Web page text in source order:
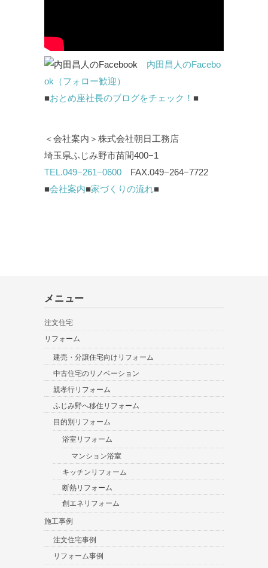
内田昌人のFacebo
ok（フォロー歓迎）
■おとめ座社長のブログをチェック！ ■
＜会社案内＞株式会社朝日工務店
埼玉県ふじみ野市苗間400−1
TEL.049−261−0600 FAX.049−264−7722
■会社案内■家づくりの流れ■
メニュー
注文住宅
リフォーム
建売・分譲住宅向けリフォーム
中古住宅のリノベーション
親孝行リフォーム
ふじみ野へ移住リフォーム
目的別リフォーム
浴室リフォーム
マンション浴室
キッチンリフォーム
断熱リフォーム
創エネリフォーム
施工事例
注文住宅事例
リフォーム事例